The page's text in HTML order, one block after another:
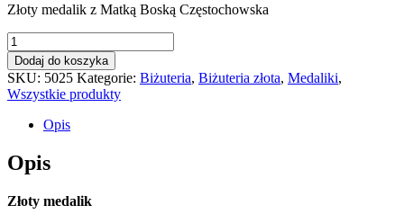
Złoty medalik z Matką Boską Częstochowska
ilość
Złoty
medalik
0,585
Dodaj do koszyka
SKU: 5025 Kategorie: Biżuteria, Biżuteria złota, Medaliki,
Wszystkie produkty
Opis
Opis
Złoty medalik